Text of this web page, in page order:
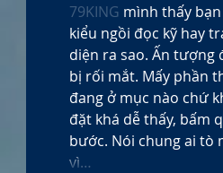
79KING mình thấy
kiểu ngồi đọc kỹ hay
diện ra sao. Ấn
bị rối mắt. Mấy phần
đang ở mục nào chứ
đặt khá dễ thấy, bấm
bước. Nói chung ai
vì…